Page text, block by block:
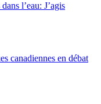
l’eau: J’agis
canadiennes en débat